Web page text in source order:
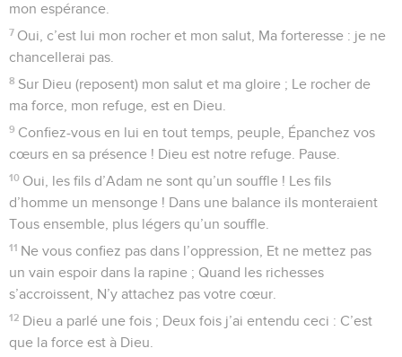
mon espérance.
7 Oui, c’est lui mon rocher et mon salut, Ma forteresse : je ne
chancellerai pas.
8 Sur Dieu (reposent) mon salut et ma gloire ; Le rocher de
ma force, mon refuge, est en Dieu.
9 Confiez-vous en lui en tout temps, peuple, Épanchez vos
cœurs en sa présence ! Dieu est notre refuge. Pause.
10 Oui, les fils d’Adam ne sont qu’un souffle ! Les fils
d’homme un mensonge ! Dans une balance ils monteraient
Tous ensemble, plus légers qu’un souffle.
11 Ne vous confiez pas dans l’oppression, Et ne mettez pas
un vain espoir dans la rapine ; Quand les richesses
s’accroissent, N’y attachez pas votre cœur.
12 Dieu a parlé une fois ; Deux fois j’ai entendu ceci : C’est
que la force est à Dieu.